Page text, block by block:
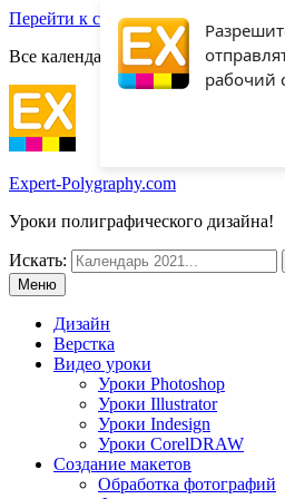
рабочий
Перейти к содержимому
Все календари 2022: Посмотреть
Expert-Polygraphy.com
Уроки полиграфического дизайна!
Искать:
Меню
Дизайн
Верстка
Видео уроки
Уроки Photoshop
Уроки Illustrator
Уроки Indesign
Уроки CorelDRAW
Создание макетов
Обработка фотографий